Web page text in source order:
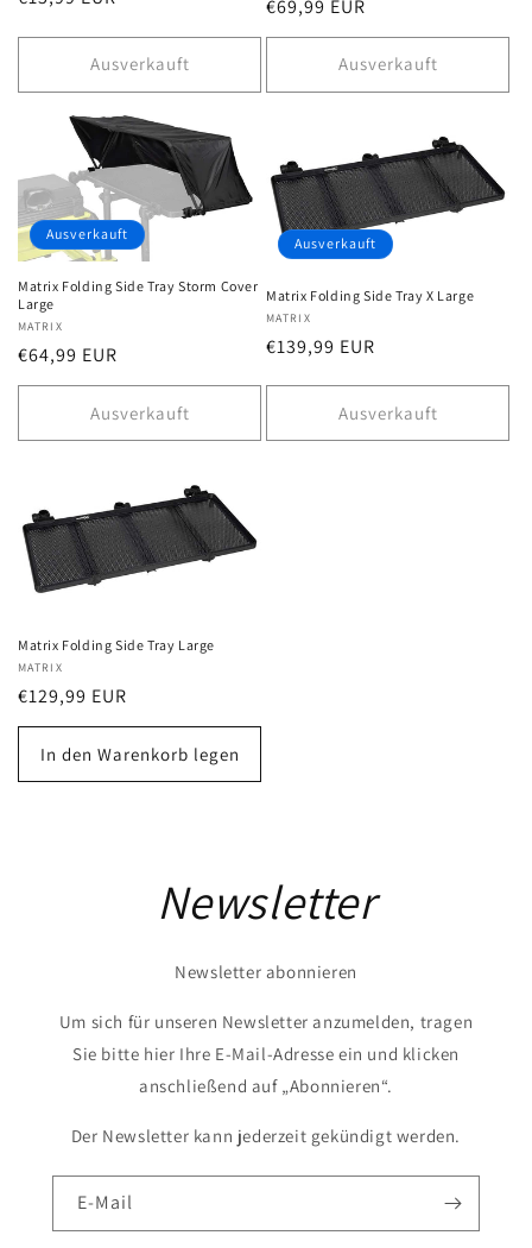
Ausverkauft
Normaler
Preis
€69,99 EUR
Ausverkauft
Ausverkauft
Matrix Folding Side Tray Storm Cover
Large
Anbieter:
MATRIX
Normaler
Preis
€64,99 EUR
Ausverkauft
Ausverkauft
Matrix Folding Side Tray X Large
Anbieter:
MATRIX
Normaler
€139,99 EUR
Ausverkauft
Matrix Folding Side Tray Large
Anbieter:
MATRIX
Normaler
Preis
€129,99 EUR
In den Warenkorb legen
Newsletter
Newsletter abonnieren
Um sich für unseren Newsletter anzumelden, tragen
Sie bitte hier Ihre E-Mail-Adresse ein und klicken
anschließend auf „Abonnieren“.
Der Newsletter kann jederzeit gekündigt werden.
E-Mail